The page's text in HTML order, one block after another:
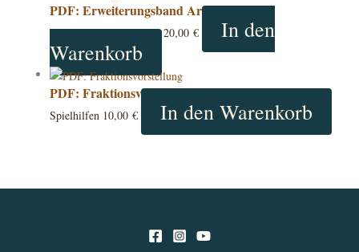
PDF: Erweiterungsband Artenkodex
Regel- & Quellenbücher20,00 €
In den
Warenkorb
PDF: Fraktionsvorstellung
Spielhilfen 10,00 € In den Warenkorb